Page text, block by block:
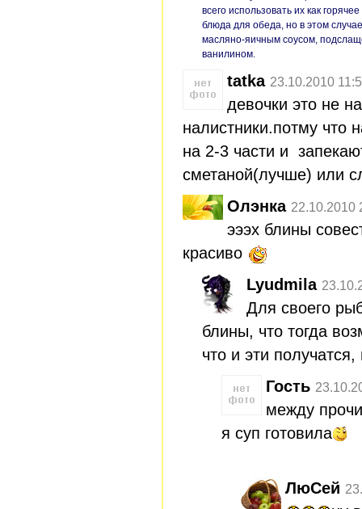
всего использовать их как
блюда для обеда, но в этом
масляно-яичным соусом,
ванилином.
tatka 23.10.2010
девочки это не
налистники.потму что
на 2-3 части и
сметаной(лучше) или
Олэнка 22.10.2010
эээх блины
красиво
Lyudmila
Для своего
блины, что тогда
что и эти
Гость
между
я суп готовила
ЛюСей